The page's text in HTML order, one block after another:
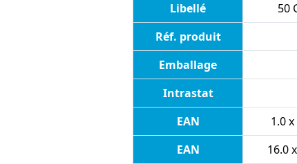
Libellé
50
Réf. produit
Emballage
Intrastat
EAN
1.0
EAN
16.0